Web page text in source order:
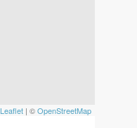
Leaflet | ©OpenStreetMap